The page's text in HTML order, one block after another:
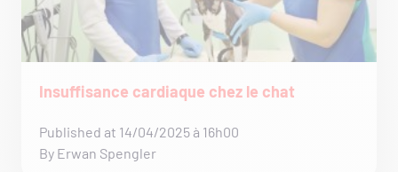
Insuffisance cardiaque chez le chat
Published at 14/04/2025 à 16h00
By Erwan Spengler